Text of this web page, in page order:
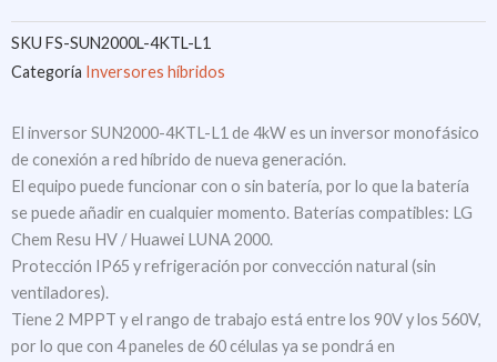
SKU FS-SUN2000L-4KTL-L1
Categoría Inversores híbridos
El inversor SUN2000-4KTL-L1 de 4kW es un inversor monofásico
de conexión a red híbrido de nueva generación.
El equipo puede funcionar con o sin batería, por lo que la batería
se puede añadir en cualquier momento. Baterías compatibles: LG
Chem Resu HV / Huawei LUNA 2000.
Protección IP65 y refrigeración por convección natural (sin
ventiladores).
Tiene 2 MPPT y el rango de trabajo está entre los 90V y los 560V,
por lo que con 4 paneles de 60 células ya se pondrá en